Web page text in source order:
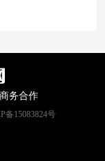
商务合作
备15083824号